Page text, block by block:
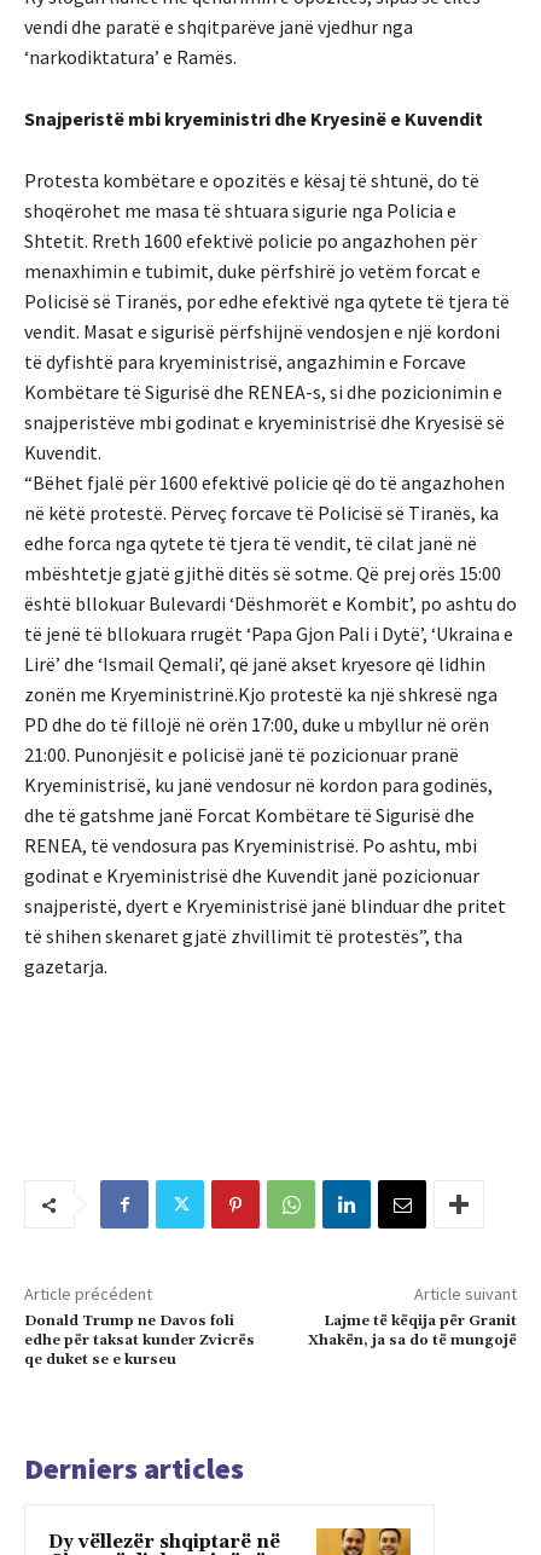
vendi dhe paratë e shqitparëve janë vjedhur nga
‘narkodiktatura’ e Ramës.
Snajperistë mbi kryeministri dhe Kryesinë e Kuvendit
Protesta kombëtare e opozitës e kësaj të shtunë, do të
shoqërohet me masa të shtuara sigurie nga Policia e
Shtetit. Rreth 1600 efektivë policie po angazhohen për
menaxhimin e tubimit, duke përfshirë jo vetëm forcat e
Policisë së Tiranës, por edhe efektivë nga qytete të tjera të
vendit. Masat e sigurisë përfshijnë vendosjen e një kordoni
të dyfishtë para kryeministrisë, angazhimin e Forcave
Kombëtare të Sigurisë dhe RENEA-s, si dhe pozicionimin e
snajperistëve mbi godinat e kryeministrisë dhe Kryesisë së
Kuvendit.
“Bëhet fjalë për 1600 efektivë policie që do të angazhohen
në këtë protestë. Përveç forcave të Policisë së Tiranës, ka
edhe forca nga qytete të tjera të vendit, të cilat janë në
mbështetje gjatë gjithë ditës së sotme. Që prej orës 15:00
është bllokuar Bulevardi ‘Dëshmorët e Kombit’, po ashtu do
të jenë të bllokuara rrugët ‘Papa Gjon Pali i Dytë’, ‘Ukraina e
Lirë’ dhe ‘Ismail Qemali’, që janë akset kryesore që lidhin
zonën me Kryeministrinë.Kjo protestë ka një shkresë nga
PD dhe do të fillojë në orën 17:00, duke u mbyllur në orën
21:00. Punonjësit e policisë janë të pozicionuar pranë
Kryeministrisë, ku janë vendosur në kordon para godinës,
dhe të gatshme janë Forcat Kombëtare të Sigurisë dhe
RENEA, të vendosura pas Kryeministrisë. Po ashtu, mbi
godinat e Kryeministrisë dhe Kuvendit janë pozicionuar
snajperistë, dyert e Kryeministrisë janë blinduar dhe pritet
të shihen skenaret gjatë zhvillimit të protestës”, tha
gazetarja.
Article précédent
Donald Trump ne Davos foli
edhe për taksat kunder Zvicrës
qe duket se e kurseu
Article suivant
Lajme të këqija për Granit
Xhakën, ja sa do të mungojë
Derniers articles
Dy vëllezër shqiptarë në